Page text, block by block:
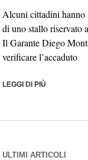
Alcuni cittadini hanno
di uno stallo riservato
Il Garante Diego
verificare l’accaduto
LEGGI DI PIÙ
ULTIMI ARTICOLI